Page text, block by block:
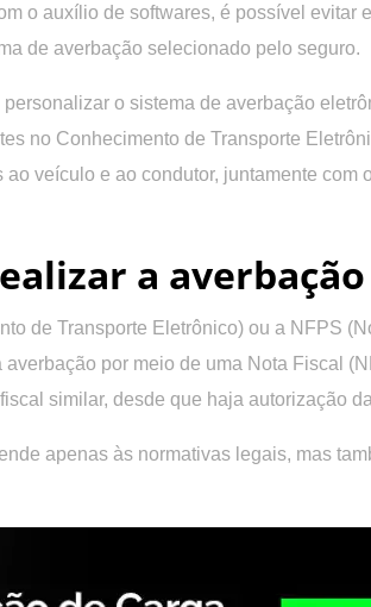
o auxílio de softwares, é possível evitar
de averbação selecionado pelo seguro.
o sistema de averbação
no Conhecimento de Transporte
veículo e ao condutor, juntamente com
a
de Transporte Eletrônico) ou a NFPS
por meio de uma Nota Fiscal
similar, desde que haja autorização
apenas às normativas legais, mas